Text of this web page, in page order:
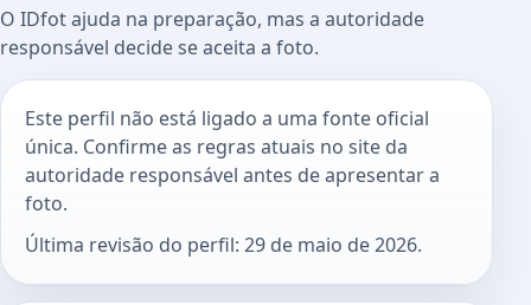
O IDfot ajuda na preparação, mas a autoridade
responsável decide se aceita a foto.
Este perfil não está ligado a uma fonte oficial
única. Confirme as regras atuais no site da
autoridade responsável antes de apresentar a
foto.
Última revisão do perfil: 29 de maio de 2026.